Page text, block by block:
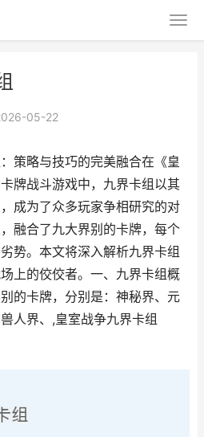
05-22
策略与技巧的完美融合在《皇
牌战斗游戏中，九界卡组以其
成为了众多玩家争相研究的对
融合了九大界别的卡牌，每个
势。本文将深入解析九界卡组
上的佼佼者。一、九界卡组概
的卡牌，分别是：神秘界、元
人界、,皇室战争九界卡组